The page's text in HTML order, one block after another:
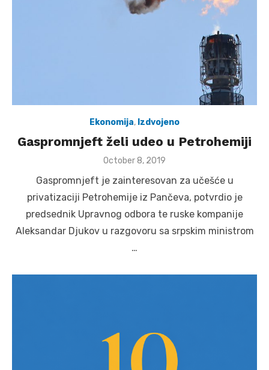
Ekonomija, Izdvojeno
Gaspromnjeft želi udeo u Petrohemiji
Posted
October 8, 2019
Gaspromnjeft je zainteresovan za učešće u
privatizaciji Petrohemije iz Pančeva, potvrdio je
predsednik Upravnog odbora te ruske kompanije
Aleksandar Djukov u razgovoru sa srpskim ministrom
…